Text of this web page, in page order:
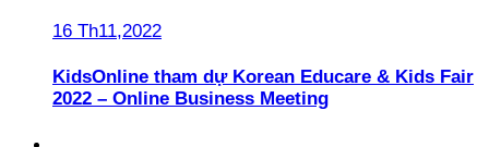
16 Th11,2022
KidsOnline tham dự Korean Educare & Kids Fair
2022 – Online Business Meeting